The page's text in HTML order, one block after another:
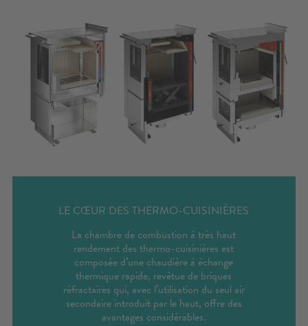
LE CŒUR DES THERMO-CUISINIÈRES
La chambre de combustion à très haut
rendement des thermo-cuisinières est
composée d’une chaudière à échange
thermique rapide, revêtue de briques
réfractaires qui, avec l’utilisation du seul air
secondaire introduit par le haut, offre des
avantages considérables.